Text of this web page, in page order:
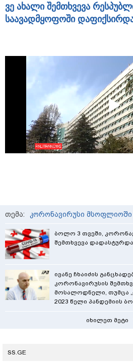
ვე ახალი შემთხვევა
საავადმყოფოში
თემა: კორონავირუსი მსოფლიოში
ბოლო 3 თვეში,
შემთხვევა დადასტურდა
ივანე ჩხაიძის
კორონავირუსის
მოსალოდნელი, თუმცა
2023 წელი პანდემიის
იხილეთ მეტი
SS.GE